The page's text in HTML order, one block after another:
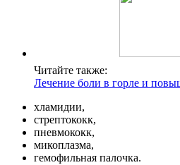
Читайте также:
Лечение боли в горле и
хламидии,
стрептококк,
пневмококк,
микоплазма,
гемофильная палочка.